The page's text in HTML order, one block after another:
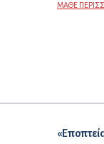
ΜΑΘΕ
Επόμενο